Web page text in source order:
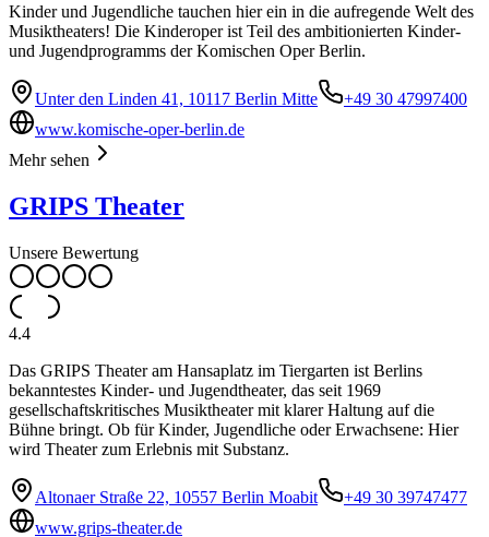
Kinder und Jugendliche tauchen hier ein in die aufregende Welt des
Musiktheaters! Die Kinderoper ist Teil des ambitionierten Kinder-
und Jugendprogramms der Komischen Oper Berlin.
Unter den Linden 41, 10117 Berlin Mitte
+49 30 47997400
www.komische-oper-berlin.de
Mehr sehen
GRIPS Theater
Unsere Bewertung
4.4
Das GRIPS Theater am Hansaplatz im Tiergarten ist Berlins
bekanntestes Kinder- und Jugendtheater, das seit 1969
gesellschaftskritisches Musiktheater mit klarer Haltung auf die
Bühne bringt. Ob für Kinder, Jugendliche oder Erwachsene: Hier
wird Theater zum Erlebnis mit Substanz.
Altonaer Straße 22, 10557 Berlin Moabit
+49 30 39747477
www.grips-theater.de